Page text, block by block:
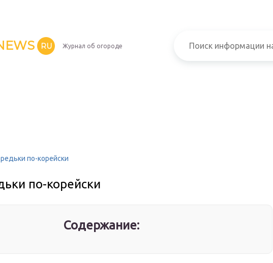
RU Журнал об огороде
по-корейски
по-корейски
Содержание: